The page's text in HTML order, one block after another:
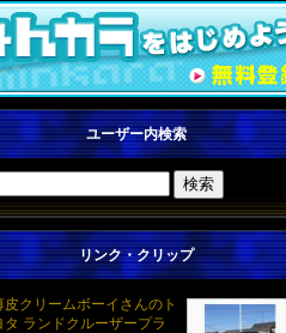
ユーザー内検索
リンク・クリップ
皮クリームボーイさんのト
タ ランドクルーザープラ